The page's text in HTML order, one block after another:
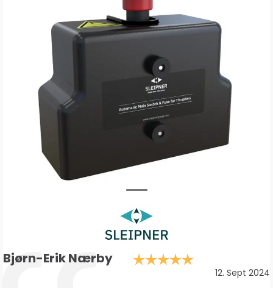
Testimonial
Forfatter:
Bjørn-Erik Nærby
Dato:
12. Sept 2024